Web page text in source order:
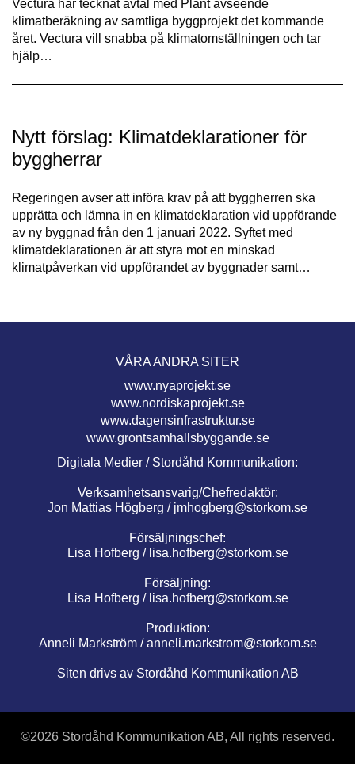
Vectura har tecknat avtal med Plant avseende
klimatberäkning av samtliga byggprojekt det kommande
året. Vectura vill snabba på klimatomställningen och tar
hjälp…
Nytt förslag: Klimatdeklarationer för
byggherrar
Regeringen avser att införa krav på att byggherren ska
upprätta och lämna in en klimatdeklaration vid uppförande
av ny byggnad från den 1 januari 2022. Syftet med
klimatdeklarationen är att styra mot en minskad
klimatpåverkan vid uppförandet av byggnader samt…
VÅRA ANDRA SITER
www.nyaprojekt.se
www.nordiskaprojekt.se
www.dagensinfrastruktur.se
www.grontsamhallsbyggande.se
Digitala Medier / Stordåhd Kommunikation:
Verksamhetsansvarig/Chefredaktör:
Jon Mattias Högberg / jmhogberg@storkom.se
Försäljningschef:
Lisa Hofberg / lisa.hofberg@storkom.se
Försäljning:
Lisa Hofberg / lisa.hofberg@storkom.se
Produktion:
Anneli Markström /anneli.markstrom@storkom.se
Siten drivs av Stordåhd Kommunikation AB
©2026 Stordåhd Kommunikation AB, All rights reserved.